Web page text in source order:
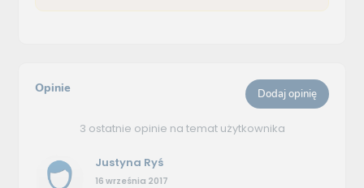
Opinie Dodaj opinię
3 ostatnie opinie na temat użytkownika
Justyna Ryś
16 września 2017